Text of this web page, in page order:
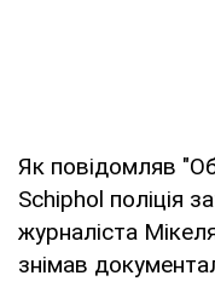
Як повідомляв
Schiphol поліція
журналіста
знімав